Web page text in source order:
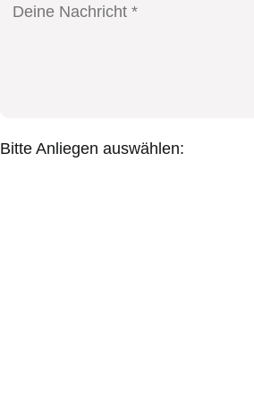
Bitte Anliegen auswählen: